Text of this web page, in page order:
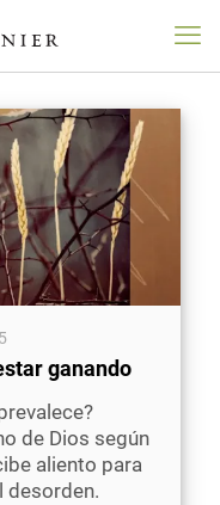
ganando
de Dios según
aliento para
desorden.